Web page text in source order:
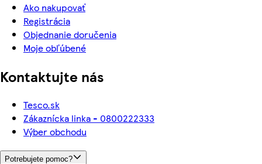
Ako nakupovať
Registrácia
Objednanie doručenia
Moje obľúbené
Kontaktujte nás
Tesco.sk
Zákaznícka linka - 0800222333
Výber obchodu
Potrebujete pomoc?